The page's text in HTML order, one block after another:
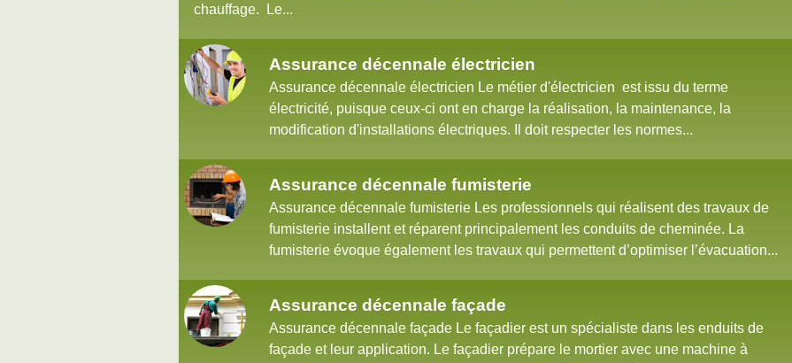
chauffage. Le...
Assurance décennale électricien
Assurance décennale électricien Le métier d'électricien est issu du terme
électricité, puisque ceux-ci ont en charge la réalisation, la maintenance, la
modification d'installations électriques. Il doit respecter les normes...
Assurance décennale fumisterie
Assurance décennale fumisterie Les professionnels qui réalisent des travaux de
fumisterie installent et réparent principalement les conduits de cheminée. La
fumisterie évoque également les travaux qui permettent d’optimiser l’évacuation...
Assurance décennale façade
Assurance décennale façade Le façadier est un spécialiste dans les enduits de
façade et leur application. Le façadier prépare le mortier avec une machine à